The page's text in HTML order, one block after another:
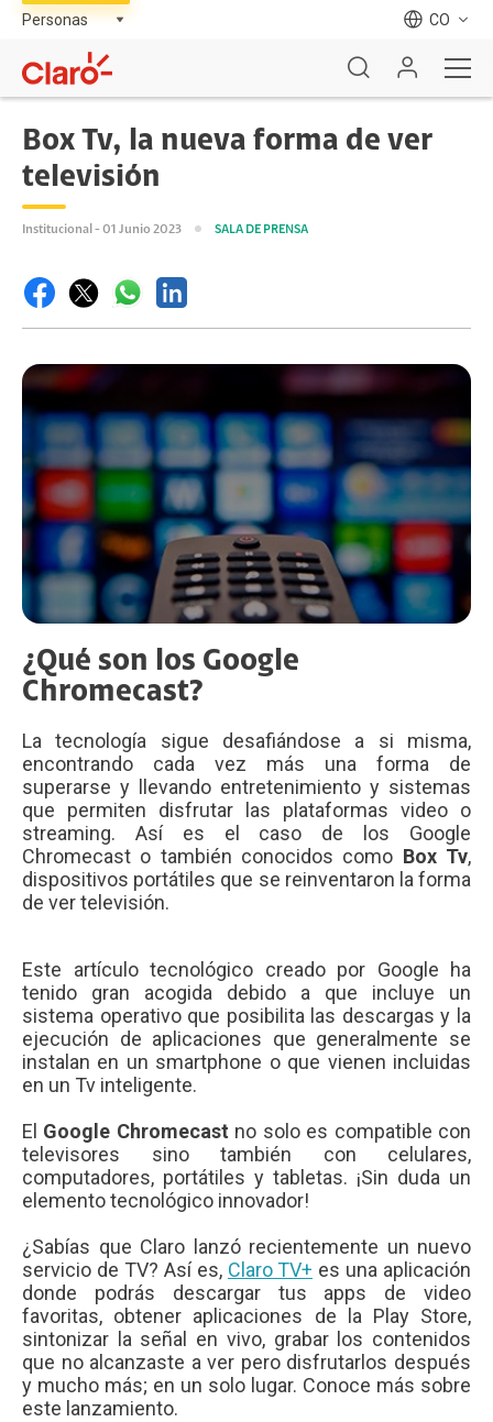
CO
Box Tv, la nueva forma de ver
televisión
Institucional - 01 Junio 2023 SALA DE PRENSA
¿Qué son los Google
Chromecast?
La tecnología sigue desafiándose a si misma,
encontrando cada vez más una forma de
superarse y llevando entretenimiento y sistemas
que permiten disfrutar las plataformas video o
streaming. Así es el caso de los Google
Chromecast o también conocidos como Box Tv,
dispositivos portátiles que se reinventaron la forma
de ver televisión.
Este artículo tecnológico creado por Google ha
tenido gran acogida debido a que incluye un
sistema operativo que posibilita las descargas y la
ejecución de aplicaciones que generalmente se
instalan en un smartphone o que vienen incluidas
en un Tv inteligente.
El Google Chromecast no solo es compatible con
televisores sino también con celulares,
computadores, portátiles y tabletas. ¡Sin duda un
elemento tecnológico innovador!
¿Sabías que Claro lanzó recientemente un nuevo
servicio de TV? Así es, Claro TV+ es una aplicación
donde podrás descargar tus apps de video
favoritas, obtener aplicaciones de la Play Store,
sintonizar la señal en vivo, grabar los contenidos
que no alcanzaste a ver pero disfrutarlos después
y mucho más; en un solo lugar. Conoce más sobre
este lanzamiento.